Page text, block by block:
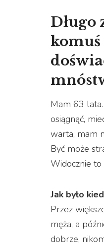
Długo
Mam 63
osiągnąć,
warta, mam
Być może
Widocznie to
Jak było
Przez
męża, a
dobrze,